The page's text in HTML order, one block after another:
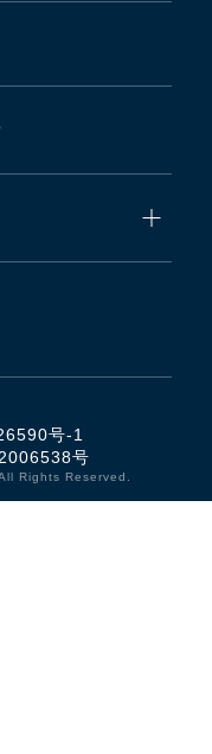
号-1
号
Rights Reserved.